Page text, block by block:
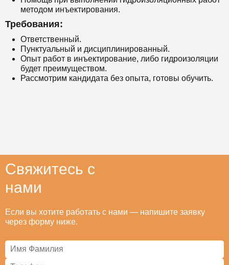
методом инъектирования.
Требования:
Ответственный.
Пунктуальный и дисциплинированный.
Опыт работ в инъектирование, либо гидроизоляции
будет преимуществом.
Рассмотрим кандидата без опыта, готовы обучить.
Свяжитесь с
нами
Если вы хотите работать с нами — напишите заявку
через форму ниже.